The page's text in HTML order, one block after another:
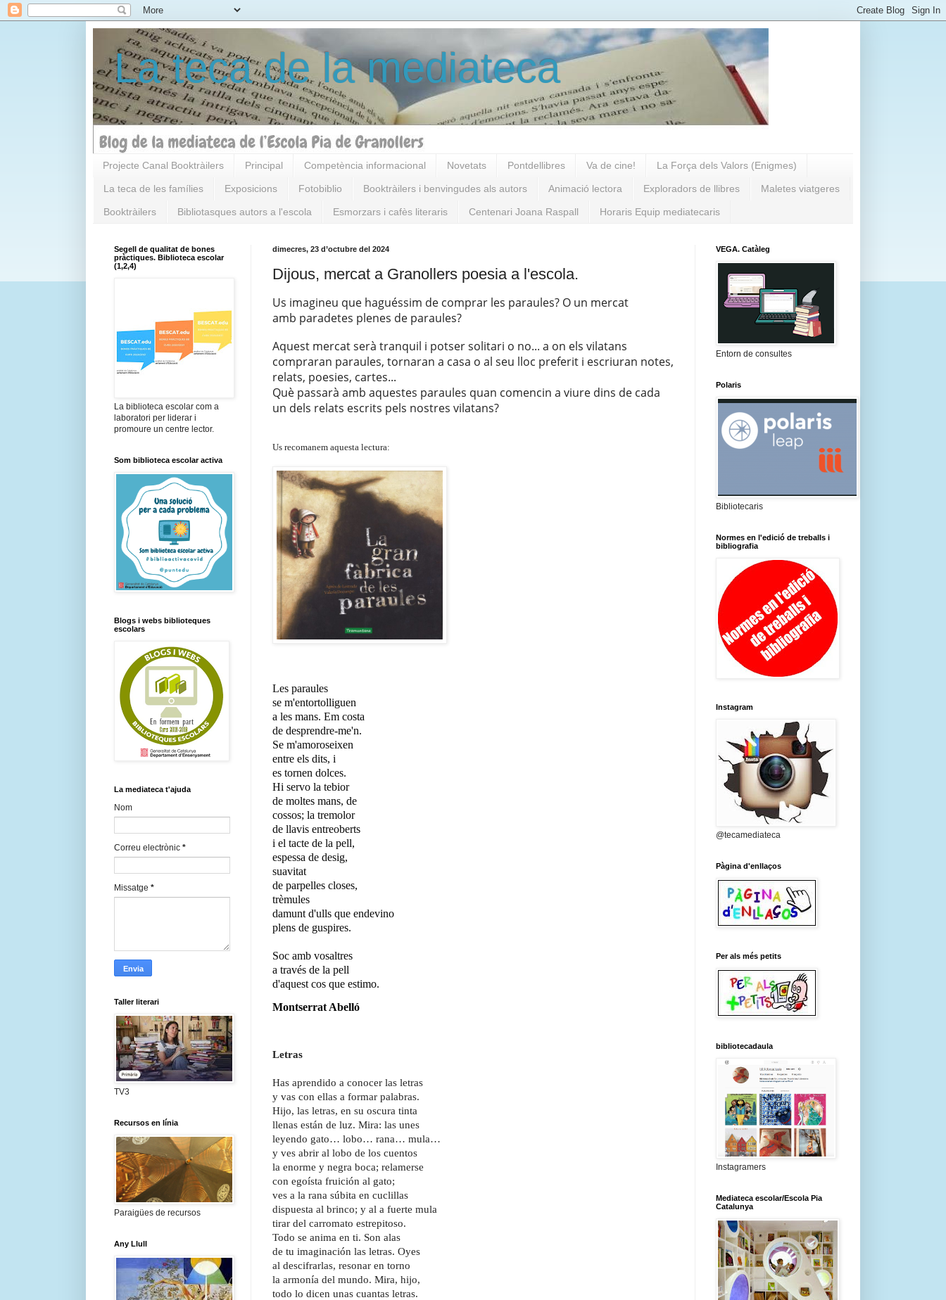
La teca de la mediateca
Projecte Canal Booktràilers Principal Competència informacional Novetats Pontdellibres Va de cine! La Força dels Valors (Enigmes)
La teca de les famílies Exposicions Fotobiblio Booktràilers i benvingudes als autors Animació lectora Exploradors de llibres Maletes viatgeres
Booktràilers Bibliotasques autors a l'escola Esmorzars i cafès literaris Centenari Joana Raspall Horaris Equip mediatecaris
dimecres, 23 d’octubre del 2024
Dijous, mercat a Granollers poesia a l'escola.
Us imagineu que haguéssim de comprar les paraules? O un mercat
amb paradetes plenes de paraules?
Aquest mercat serà tranquil i potser solitari o no... a on els vilatans
compraran paraules, tornaran a casa o al seu lloc preferit i escriuran notes,
relats, poesies, cartes...
Què passarà amb aquestes paraules quan comencin a viure dins de cada
un dels relats escrits pels nostres vilatans?
Us recomanem aquesta lectura:
Les paraules
se m'entortolliguen
a les mans. Em costa
de desprendre-me'n.
Se m'amoroseixen
entre els dits, i
es tornen dolces.
Hi servo la tebior
de moltes mans, de
cossos; la tremolor
de llavis entreoberts
i el tacte de la pell,
espessa de desig,
suavitat
de parpelles closes,
trèmules
damunt d'ulls que endevino
plens de guspires.
Soc amb vosaltres
a través de la pell
d'aquest cos que estimo.
Montserrat Abelló
Letras
Has aprendido a conocer las letras
y vas con ellas a formar palabras.
Hijo, las letras, en su oscura tinta
llenas están de luz. Mira: las unes
leyendo gato… lobo… rana… mula…
y ves abrir al lobo de los cuentos
la enorme y negra boca; relamerse
con egoísta fruición al gato;
ves a la rana súbita en cuclillas
dispuesta al brinco; y al a fuerte mula
tirar del carromato estrepitoso.
Todo se anima en ti. Son alas
de tu imaginación las letras. Oyes
al descifrarlas, resonar en torno
la armonía del mundo. Mira, hijo,
todo lo dicen unas cuantas letras.
Segell de qualitat de bones
pràctiques. Biblioteca escolar
(1,2,4)
La biblioteca escolar com a
laboratori per liderar i
promoure un centre lector.
Som biblioteca escolar activa
Blogs i webs biblioteques
escolars
La mediateca t'ajuda
Nom
Correu electrònic *
Missatge *
Taller literari
TV3
Recursos en línia
Paraigües de recursos
Any Llull
VEGA. Catàleg
Entorn de consultes
Polaris
Bibliotecaris
Normes en l'edició de treballs i
bibliografia
Instagram
@tecamediateca
Pàgina d'enllaços
Per als més petits
bibliotecadaula
Instagramers
Mediateca escolar/Escola Pia
Catalunya